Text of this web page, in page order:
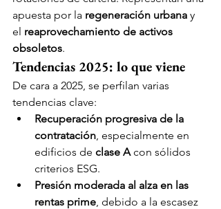
apuesta por la regeneración urbana y
el reaprovechamiento de activos
obsoletos.
Tendencias 2025: lo que viene
De cara a 2025, se perfilan varias
tendencias clave:
Recuperación progresiva de la
contratación, especialmente en
edificios de clase A con sólidos
criterios ESG.
Presión moderada al alza en las
rentas prime, debido a la escasez